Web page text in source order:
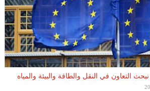
نبحث التعاون في النقل والطاقة والبيئة والمياه